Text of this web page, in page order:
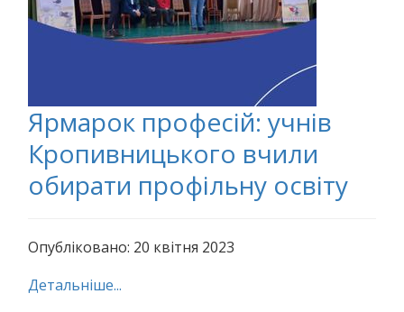
Ярмарок професій: учнів
Кропивницького вчили
обирати профільну освіту
Опубліковано: 20 квітня 2023
Детальніше...